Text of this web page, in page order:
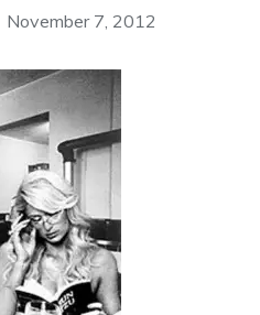
November 7, 2012